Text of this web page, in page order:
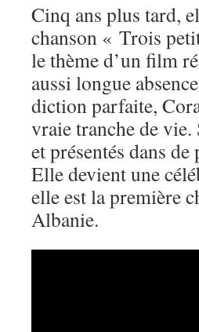
Cinq ans plus tard,
chanson « Trois
le thème d’un film
aussi longue
diction parfaite,
vraie tranche de
et présentés dans
Elle devient une
elle est la première
Albanie.